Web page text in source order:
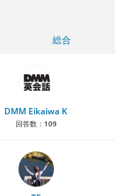
総合
DMM Eikaiwa K
回答数： 109